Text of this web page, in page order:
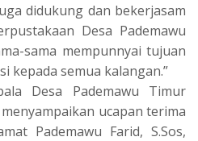
didukung dan bekerjasam
Desa Pademawu
sama mempunnyai tujuan
kepada semua kalangan.”
Desa Pademawu Timur
menyampaikan ucapan terima
Pademawu Farid, S.Sos,